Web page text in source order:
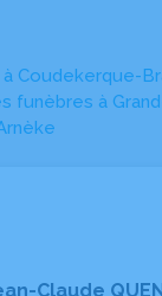
Coudekerque-
funèbres à
Claude